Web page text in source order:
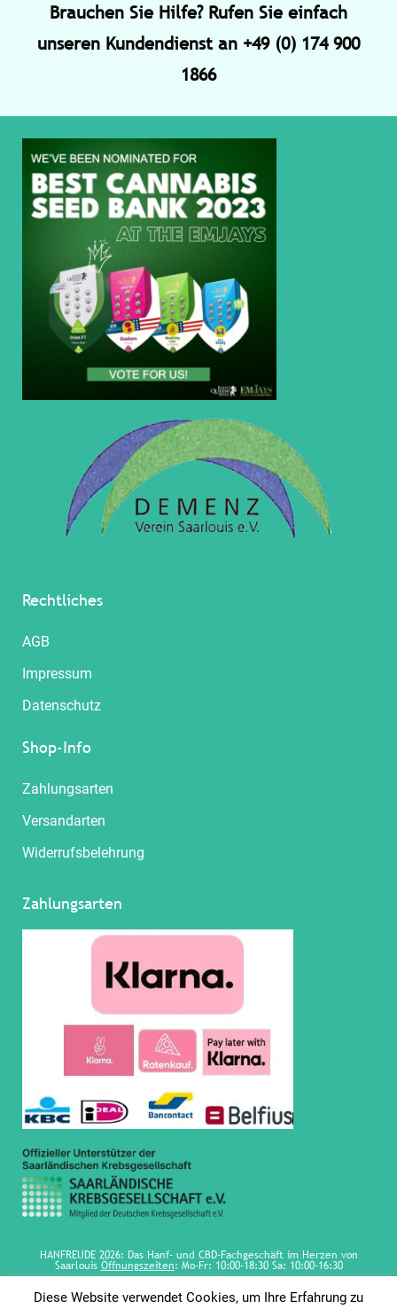
Brauchen Sie Hilfe? Rufen Sie einfach
unseren Kundendienst an +49 (0) 174 900
1866
Rechtliches
AGB
Impressum
Datenschutz
Shop-Info
Zahlungsarten
Versandarten
Widerrufsbelehrung
Zahlungsarten
HANFREUDE 2026: Das Hanf- und CBD-Fachgeschäft im Herzen von
Saarlouis Öffnungszeiten: Mo-Fr: 10:00-18:30 Sa: 10:00-16:30
Diese Website verwendet Cookies, um Ihre Erfahrung zu